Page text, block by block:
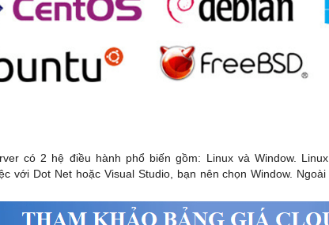
có 2 hệ điều hành phổ biến gồm: Linux và Window.
với Dot Net hoặc Visual Studio, bạn nên chọn Window.